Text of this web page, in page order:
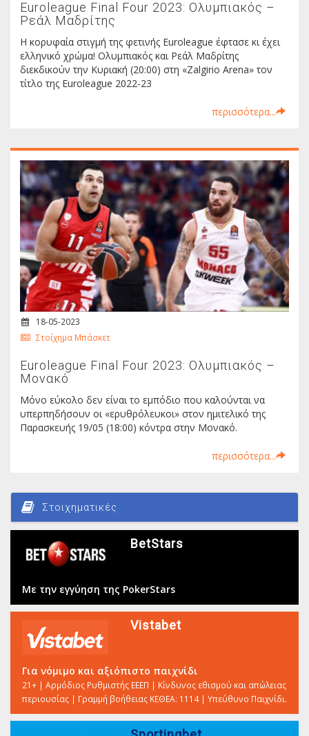
Euroleague Final Four 2023: Ολυμπιακός –
Ρεάλ Μαδρίτης
Η κορυφαία στιγμή της φετινής Euroleague έφτασε κι έχει
ελληνικό χρώμα! Ολυμπιακός και Ρεάλ Μαδρίτης
διεκδικούν την Κυριακή (20:00) στη «Zalgirio Arena» τον
τίτλο της Euroleague 2022-23
περισσότερα...
18-05-2023
Στοίχημα Μπάσκετ
Euroleague Final Four 2023: Ολυμπιακός –
Μονακό
Μόνο εύκολο δεν είναι το εμπόδιο που καλούνται να
υπερπηδήσουν οι «ερυθρόλευκοι» στον ημιτελικό της
Παρασκευής 19/05 (18:00) κόντρα στην Μονακό.
περισσότερα...
Στοιχηματικές
BetStars
Με την εγγύηση της PokerStars
Vistabet
Για νόμιμο και αξιόπιστο παιχνίδι
21+ | Αρμόδιος Ρυθμιστής ΕΕΕΠ | Κίνδυνος εθισμού και απώλειας
περιουσίας | Γραμμή βοήθειας ΚΕΘΕΑ: 1114 | Υπεύθυνο Παιχνίδι.